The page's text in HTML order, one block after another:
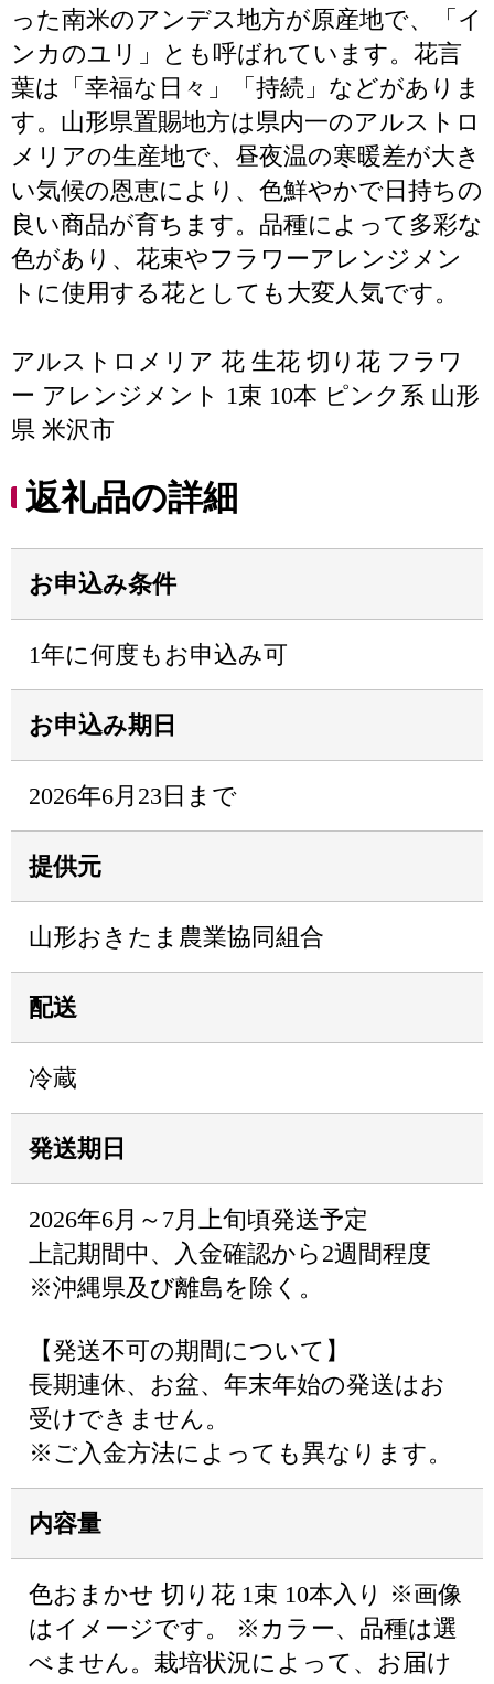
った南米のアンデス地方が原産地で、「イ
ンカのユリ」とも呼ばれています。花言
葉は「幸福な日々」「持続」などがありま
す。山形県置賜地方は県内一のアルストロ
メリアの生産地で、昼夜温の寒暖差が大き
い気候の恩恵により、色鮮やかで日持ちの
良い商品が育ちます。品種によって多彩な
色があり、花束やフラワーアレンジメン
トに使用する花としても大変人気です。
アルストロメリア 花 生花 切り花 フラワ
ー アレンジメント 1束 10本 ピンク系 山形
県 米沢市
返礼品の詳細
お申込み条件
1年に何度もお申込み可
お申込み期日
2026年6月23日まで
提供元
山形おきたま農業協同組合
配送
冷蔵
発送期日
2026年6月～7月上旬頃発送予定
上記期間中、入金確認から2週間程度
※沖縄県及び離島を除く。
【発送不可の期間について】
長期連休、お盆、年末年始の発送はお
受けできません。
※ご入金方法によっても異なります。
内容量
色おまかせ 切り花 1束 10本入り ※画像
はイメージです。 ※カラー、品種は選
べません。栽培状況によって、お届け